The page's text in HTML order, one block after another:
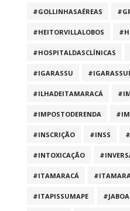
#GOLLINHASAÉREAS
#HEITORVILLALOBOS
#HOSPITALDASCLÍNICAS
#IGARASSU
#ILHADEITAMARACÁ
#IMPOSTODERENDA
#INSCRIÇÃO #INSS
#INTOXICAÇÃO
#ITAMARACÁ
#ITAPISSUMAPE